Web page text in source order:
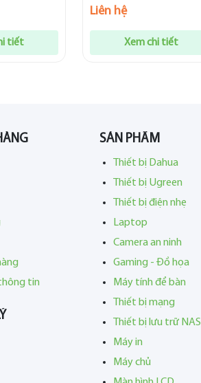
tiết
Liên hệ
Xem chi tiết
tin
SẢN PHẨM
Thiết bị Dahua
Thiết bị Ugreen
Thiết bị điện nhẹ
Laptop
Camera an ninh
Gaming - Đồ họa
Máy tính để bàn
Thiết bị mạng
Thiết bị lưu trữ NAS
Máy in
Máy chủ